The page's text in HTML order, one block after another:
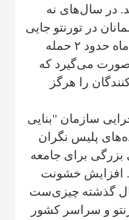
در سال‌های نه
در تورنتو جایی
نداشت اما اکنون در هر ماه حدود ۲ حمله
صورت می‌گیرد که
را هرگز
سازمان "بنایی
پلیس نگران
بزرگی برای جامعه
افزایش خشونت
گذشته چیزی‌ست
و سراسر کشور